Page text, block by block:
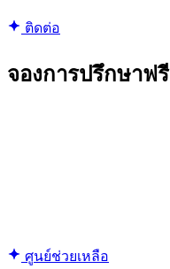
ติดต่อ
จองการปรึกษาฟรี
ศูนย์ช่วยเหลือ